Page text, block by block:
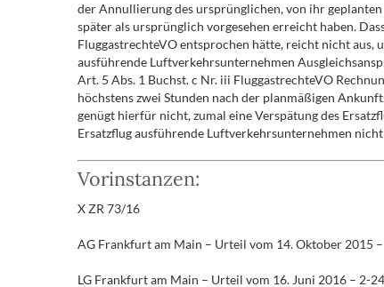
der Annullierung des ursprünglichen, von ihr
später als ursprünglich vorgesehen erreicht haben.
FluggastrechteVO entsprochen hätte, reicht nicht aus,
ausführende Luftverkehrsunternehmen
Art. 5 Abs. 1 Buchst. c Nr. iii FluggastrechteVO
höchstens zwei Stunden nach der planmäßigen
genügt hierfür nicht, zumal eine Verspätung des
Ersatzflug ausführende Luftverkehrsunternehmen
Vorinstanzen:
X ZR 73/16
AG Frankfurt am Main – Urteil vom 14. Oktober 2015
LG Frankfurt am Main – Urteil vom 16. Juni 2016 – 2-